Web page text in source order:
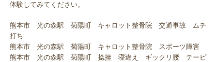
体験してみてください。
熊本市 光の森駅 菊陽町 キャロット整骨院 交通事故 ムチ
打ち
熊本市 光の森駅 菊陽町 キャロット整骨院 スポーツ障害
熊本市 光の森駅 菊陽町 捻挫 寝違え ギックリ腰 テーピ